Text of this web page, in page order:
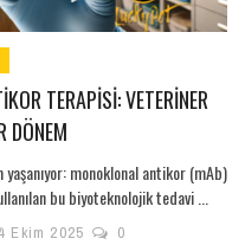
TERAPISI: VETERINER
DÖNEM
monoklonal antikor (mAb)
bu biyoteknolojik tedavi ...
Ekim 2025 0